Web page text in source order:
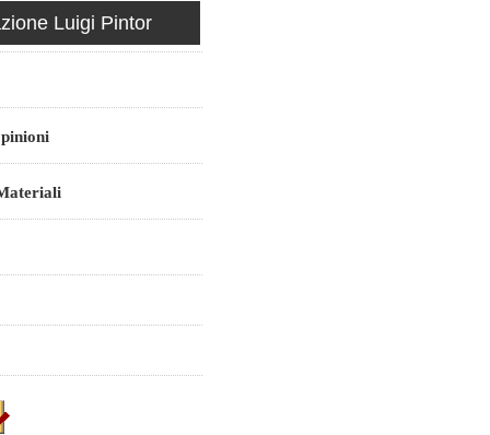
Luigi Pintor